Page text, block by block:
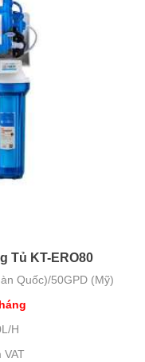
Tủ KT-ERO80
Quốc)/50GPD (Mỹ)
H
VAT